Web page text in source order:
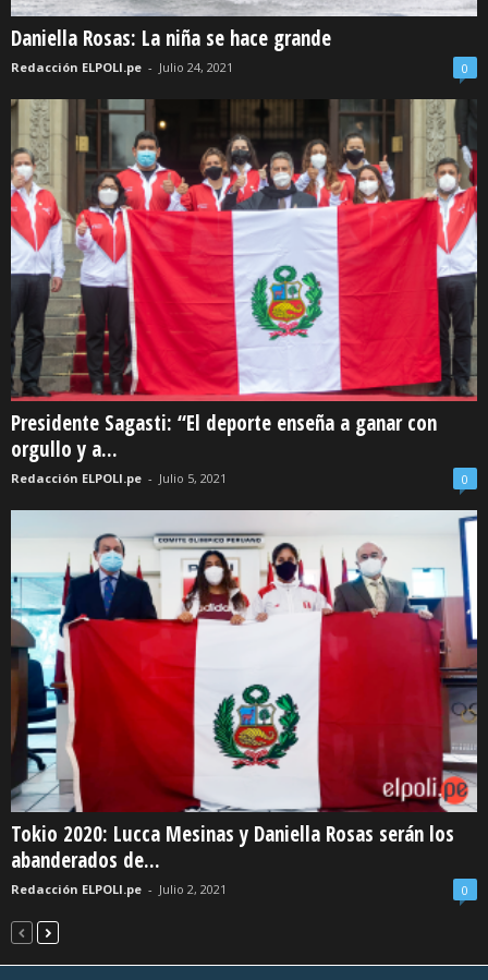
Daniella Rosas: La niña se hace grande
Redacción ELPOLI.pe - Julio 24, 2021 0
Presidente Sagasti: “El deporte enseña a ganar con
orgullo y a...
Redacción ELPOLI.pe - Julio 5, 2021 0
Tokio 2020: Lucca Mesinas y Daniella Rosas serán los
abanderados de...
Redacción ELPOLI.pe - Julio 2, 2021 0